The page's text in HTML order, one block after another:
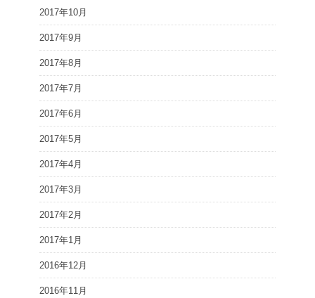
2017年10月
2017年9月
2017年8月
2017年7月
2017年6月
2017年5月
2017年4月
2017年3月
2017年2月
2017年1月
2016年12月
2016年11月